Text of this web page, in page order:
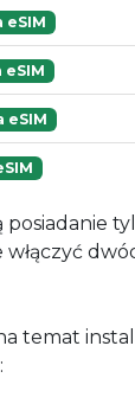
eSIM
eSIM
eSIM
temat